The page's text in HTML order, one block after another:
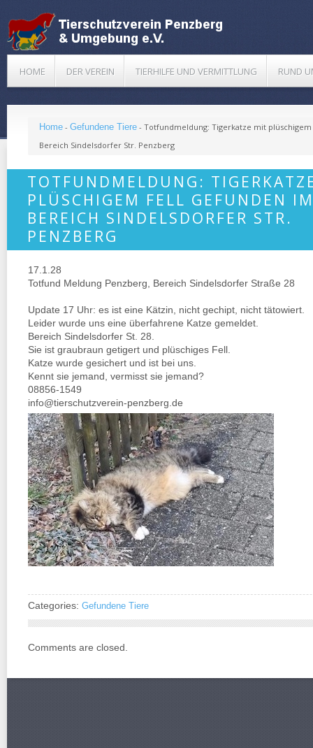
HOME DER VEREIN TIERHILFE UND VERMITTLUNG RUND
Home - Gefundene Tiere - Totfundmeldung: Tigerkatze mit
Bereich Sindelsdorfer Str. Penzberg
TOTFUNDMELDUNG:
PLÜSCHIGEM FELL GEFUNDEN
BEREICH SINDELSDORFER STR.
PENZBERG
17.1.28
Totfund Meldung Penzberg, Bereich Sindelsdorfer Straße 28
Update 17 Uhr: es ist eine Kätzin, nicht gechipt, nicht tätowiert.
Leider wurde uns eine überfahrene Katze gemeldet.
Bereich Sindelsdorfer St. 28.
Sie ist graubraun getigert und plüschiges Fell.
Katze wurde gesichert und ist bei uns.
Kennt sie jemand, vermisst sie jemand?
08856-1549
info@tierschutzverein-penzberg.de
Categories: Gefundene Tiere
Comments are closed.